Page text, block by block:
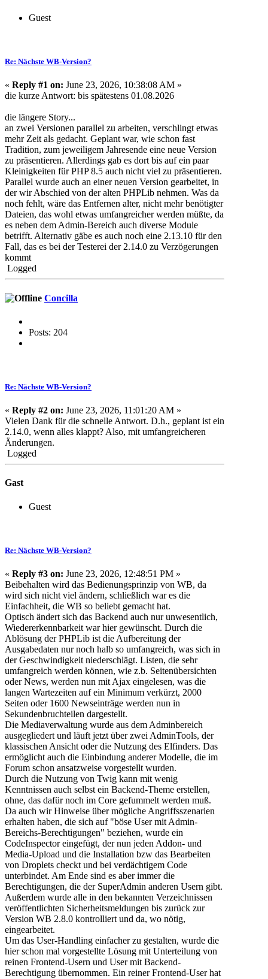
Guest
Re: Nächste WB-Version?
« Reply #1 on: June 23, 2026, 10:38:08 AM »
die kurze Antwort: bis spätestens 01.08.2026
die längere Story...
an zwei Versionen parallel zu arbeiten, verschlingt etwas
mehr Zeit als gedacht. Geplant war, wie schon fast
Tradition, zum jeweiligem Jahresende eine neue Version
zu präsentieren. Allerdings gab es dort bis auf ein paar
Kleinigkeiten für PHP 8.5 auch nicht viel zu präsentieren.
Parallel wurde auch an einer neuen Version gearbeitet, in
der wir Abschied von der alten PHPLib nehmen. Was da
noch fehlt, wäre das Entfernen alter, nicht mehr benötigter
Dateien, das wohl etwas umfangreicher werden müßte, da
es neben dem Admin-Bereich auch diverse Module
betrifft. Alternativ gäbe es auch noch eine 2.13.10 für den
Fall, das es bei der Testerei der 2.14.0 zu Verzögerungen
kommt
Logged
Concilla
Posts: 204
Re: Nächste WB-Version?
« Reply #2 on: June 23, 2026, 11:01:20 AM »
Vielen Dank für die schnelle Antwort. D.h., geplant ist ein
2.14.0, wenn alles klappt? Also, mit umfangreicheren
Änderungen.
Logged
Gast
Guest
Re: Nächste WB-Version?
« Reply #3 on: June 23, 2026, 12:48:51 PM »
Beibehalten wird das Bedienungsprinzip von WB, da
wird sich nicht viel ändern, schließlich war es die
Einfachheit, die WB so beliebt gemacht hat.
Optisch ändert sich das Backend auch nur unwesentlich,
Wiedererkennbarkeit war hier gewünscht. Durch die
Ablösung der PHPLib ist die Aufbereitung der
Ausgabedaten nur noch halb so umfangreich, was sich in
der Geschwindigkeit niederschlägt. Listen, die sehr
umfangreich werden können, wie z.b. Seitenübersichten
oder News, werden nun mit Ajax eingelesen, was die
langen Wartezeiten auf ein Minimum verkürzt, 2000
Seiten oder 1600 Newseinträge werden nun in
Sekundenbruchteilen dargestellt.
Die Mediaverwaltung wurde aus dem Adminbereich
ausgegliedert und läuft jetzt über zwei AdminTools, der
klassischen Ansicht oder die Nutzung des Elfinders. Das
ermöglicht auch die Einbindung anderer Modelle, die im
Forum schon ansatzweise vorgestellt wurden.
Durch die Nutzung von Twig kann mit wenig
Kenntnissen auch selbst ein Backend-Theme erstellen,
ohne, das dafür noch im Core gefummelt werden muß.
Da auch wir Hinweise über mögliche Angriffsszenarien
erhalten haben, die sich auf "böse User mit Admin-
Bereichs-Berechtigungen" beziehen, wurde ein
CodeInspector eingefügt, der nun jeden Addon- und
Media-Upload und die Installation bzw das Bearbeiten
von Droplets checkt und bei verdächtigem Code
unterbindet. Am Ende sind es aber immer die
Berechtigungen, die der SuperAdmin anderen Usern gibt.
Außerdem wurde alle in den bekannten Verzeichnissen
veröffentlichten Sicherheitsmeldungen bis zurück zur
Version WB 2.8.0 kontrolliert und da, wo nötig,
eingearbeitet.
Um das User-Handling einfacher zu gestalten, wurde die
hier schon mal vorgestellte Lösung mit Unterteilung von
reinen Frontend-Usern und User mit Backend-
Berechtigung übernommen. Ein reiner Frontend-User hat